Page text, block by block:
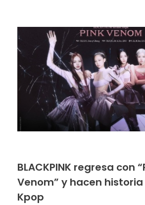
BLACKPINK regresa con
Venom” y hacen
Kpop